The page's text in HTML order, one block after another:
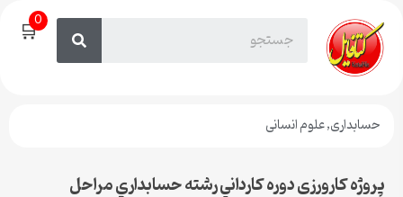
🛒0
حسابداری,علوم انسانی
پروژه کارورزی دوره كارداني رشته حسابداري مراحل